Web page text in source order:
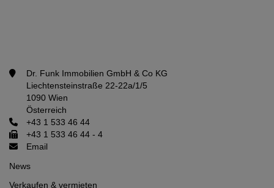
Dr. Funk Immobilien GmbH & Co KG
Liechtensteinstraße 22-22a/1/5
1090 Wien
Österreich
+43 1 533 46 44
+43 1 533 46 44 - 4
Email
News
Verkaufen & vermieten